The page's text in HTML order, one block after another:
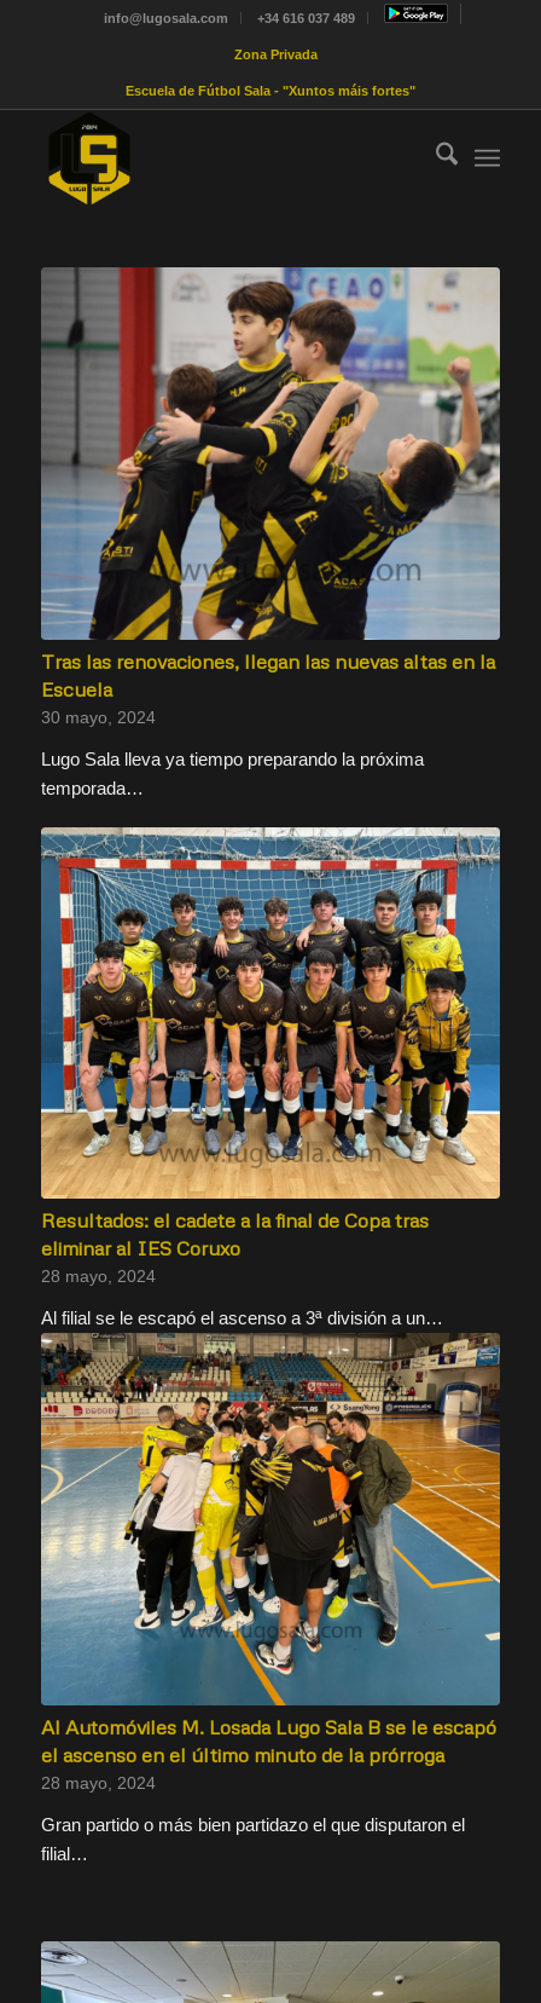
info@lugosala.com +34 616 037 489
Zona Privada
Escuela de Fútbol Sala - "Xuntos máis fortes"
Tras las renovaciones, llegan las nuevas altas en la
Escuela
30 mayo, 2024
Lugo Sala lleva ya tiempo preparando la próxima
temporada…
Resultados: el cadete a la final de Copa tras
eliminar al IES Coruxo
28 mayo, 2024
Al filial se le escapó el ascenso a 3ª división a un…
Al Automóviles M. Losada Lugo Sala B se le escapó
el ascenso en el último minuto de la prórroga
28 mayo, 2024
Gran partido o más bien partidazo el que disputaron el
filial…